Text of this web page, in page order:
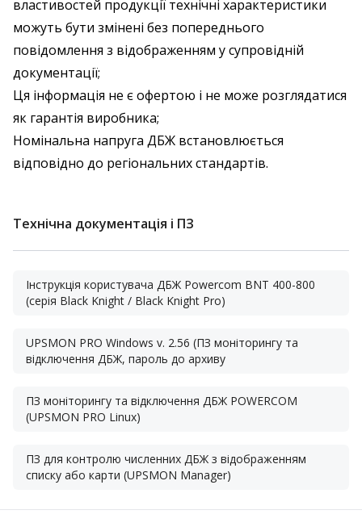
властивостей продукції технічні характеристики
можуть бути змінені без попереднього
повідомлення з відображенням у супровідній
документації;
Ця інформація не є офертою і не може розглядатися
як гарантія виробника;
Номінальна напруга ДБЖ встановлюється
відповідно до регіональних стандартів.
Технічна документація і ПЗ
Інструкція користувача ДБЖ Powercom BNT 400-800
(серія Black Knight / Black Knight Pro)
UPSMON PRO Windows v. 2.56 (ПЗ моніторингу та
відключення ДБЖ, пароль до архиву
ПЗ моніторингу та відключення ДБЖ POWERCOM
(UPSMON PRO Linux)
ПЗ для контролю численних ДБЖ з відображенням
списку або карти (UPSMON Manager)